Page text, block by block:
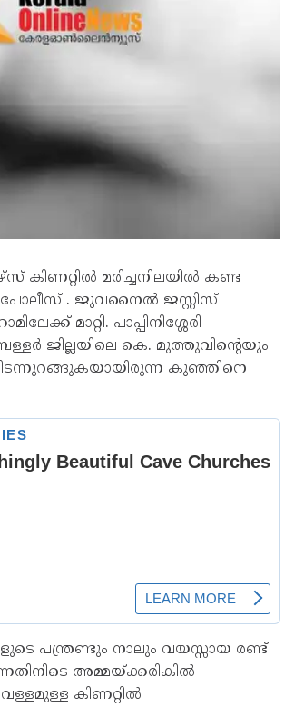
കിണറ്റിൽ മരിച്ചനിലയിൽ കണ്ട
പോലീസ് . ജുവനൈൽ ജസ്റ്റിസ്‌
മാറ്റി. പാപ്പിനിശ്ശേരി
ജില്ലയിലെ കെ. മുത്തുവിന്റെയും
കുഞ്ഞിനെ
പന്ത്രണ്ടും നാലും വയസ്സായ രണ്ട്‌
അമ്മയ്ക്കരികിൽ
കിണറ്റിൽ